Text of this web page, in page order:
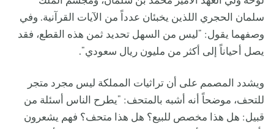
سلمان الحجري اللذين يخبئان عدداً من الآيات القرآنية. وفي
وصفهما يقول: "ليس من السهل تحديد ثمن هذه القطع، فقد
يصل أحياناً إلى أكثر من مليون ريال سعودي".
ويشدد المصمم على أن تراثيات المملكة ليس مجرد متجر
للتحف، موضحاً أنه أشبه بالمتحف: "يطرح الناس أسئلة من
قبيل: هل هذا مخصص للبيع؟ هل هذا متحف؟ فهم يشعرون